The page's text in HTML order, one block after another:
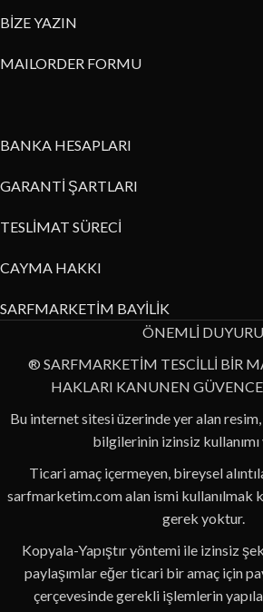
BİZE YAZIN
MAILORDER FORMU
BANKA HESAPLARI
GARANTİ ŞARTLARI
TESLİMAT SÜRECİ
CAYMA HAKKI
SARFMARKETİM BAYİLİK
ÖNEMLİ DUYURU
® SARFMARKETİM TESCİLLİ BİR
HAKLARI KANUNEN
Bu internet sitesi üzerinde yer alan
bilgilerinin izinsiz kullanımı
Ticari amaç içermeyen, bireysel
sarfmarketim.com alan ismi kullanılmak
gerek yoktur.
Kopyala-Yapıştır yöntemi ile izinsiz
paylaşımlar eğer ticari bir amaç için
çerçevesinde gerekli işlemlerin